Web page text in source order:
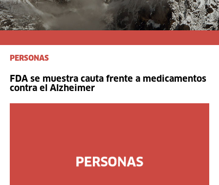
PERSONAS
FDA se muestra cauta frente a medicamentos
contra el Alzheimer